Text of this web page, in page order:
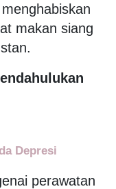
makan siang
Depresi
perawatan